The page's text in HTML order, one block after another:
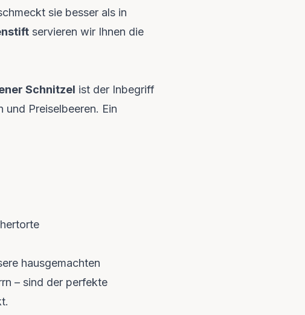
sie besser als in
servieren wir Ihnen die
Schnitzel ist der Inbegriff
Preiselbeeren. Ein
hausgemachten
– sind der perfekte